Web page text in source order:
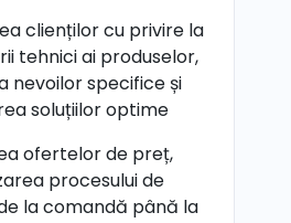
clienților cu privire la
tehnici ai produselor,
nevoilor specifice și
soluțiilor optime
ofertelor de preț,
procesului de
la comandă până la